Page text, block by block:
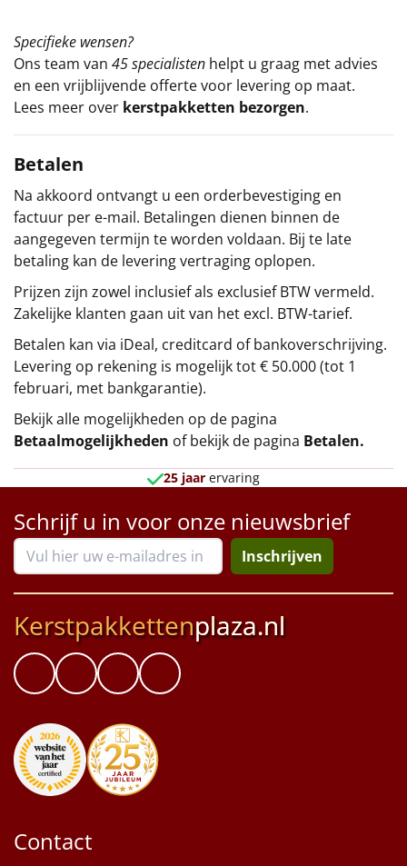
Specifieke wensen?
Ons team van 45 specialisten helpt u graag met advies
en een vrijblijvende offerte voor levering op maat.
Lees meer over kerstpakketten bezorgen.
Betalen
Na akkoord ontvangt u een orderbevestiging en
factuur per e-mail. Betalingen dienen binnen de
aangegeven termijn te worden voldaan. Bij te late
betaling kan de levering vertraging oplopen.
Prijzen zijn zowel inclusief als exclusief BTW vermeld.
Zakelijke klanten gaan uit van het excl. BTW-tarief.
Betalen kan via iDeal, creditcard of bankoverschrijving.
Levering op rekening is mogelijk tot € 50.000 (tot 1
februari, met bankgarantie).
Bekijk alle mogelijkheden op de pagina
Betaalmogelijkheden of bekijk de pagina Betalen.
25 jaar ervaring
Schrijf u in voor onze nieuwsbrief
Inschrijven
Kerstpakkettenplaza.nl
Contact